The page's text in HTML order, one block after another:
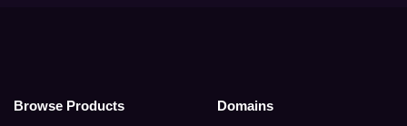
Browse Products Domains